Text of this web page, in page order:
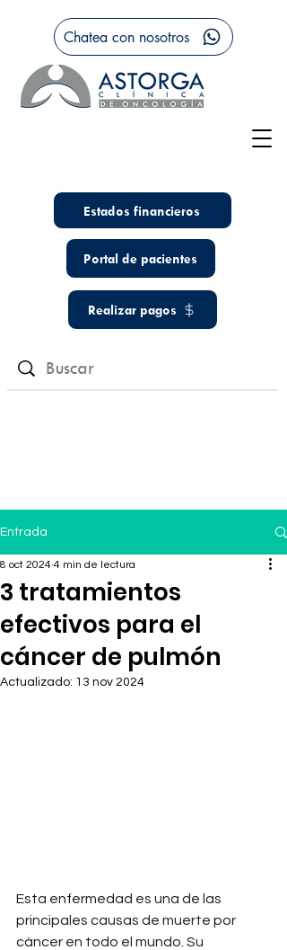
Estados financieros
Portal de pacientes
Realizar pagos
Chatea con nosotros
Entrada
3 tratamientos
efectivos para el
cáncer de pulmón
8 oct 2024 4 min de lectura
Actualizado: 13 nov 2024
Esta enfermedad es una de las
principales causas de muerte por
cáncer en todo el mundo. Su